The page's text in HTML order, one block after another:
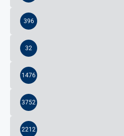
396
32
1476
3752
2212